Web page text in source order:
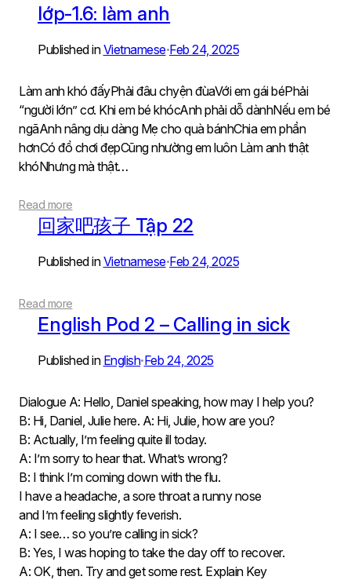
lớp-1.6: làm anh
Published inVietnamese•Feb 24, 2025
Làm anh khó đấyPhải đâu chyện đùaVới em gái béPhải
“người lớn” cơ. Khi em bé khócAnh phải dỗ dànhNếu em bé
ngãAnh nâng dịu dàng Mẹ cho quà bánhChia em phần
hơnCó đồ chơi đẹpCũng nhường em luôn Làm anh thật
khóNhưng mà thật…
Read more
回家吧孩子 Tập 22
Published inVietnamese•Feb 24, 2025
Read more
English Pod 2 – Calling in sick
Published in English•Feb 24, 2025
Dialogue A: Hello, Daniel speaking, how may I help you?
B: Hi, Daniel, Julie here. A: Hi, Julie, how are you?
B: Actually, I’m feeling quite ill today.
A: I’m sorry to hear that. What’s wrong?
B: I think I’m coming down with the flu.
I have a headache, a sore throat a runny nose
and I’m feeling slightly feverish.
A: I see… so you’re calling in sick?
B: Yes, I was hoping to take the day off to recover.
A: OK, then. Try and get some rest. Explain Key